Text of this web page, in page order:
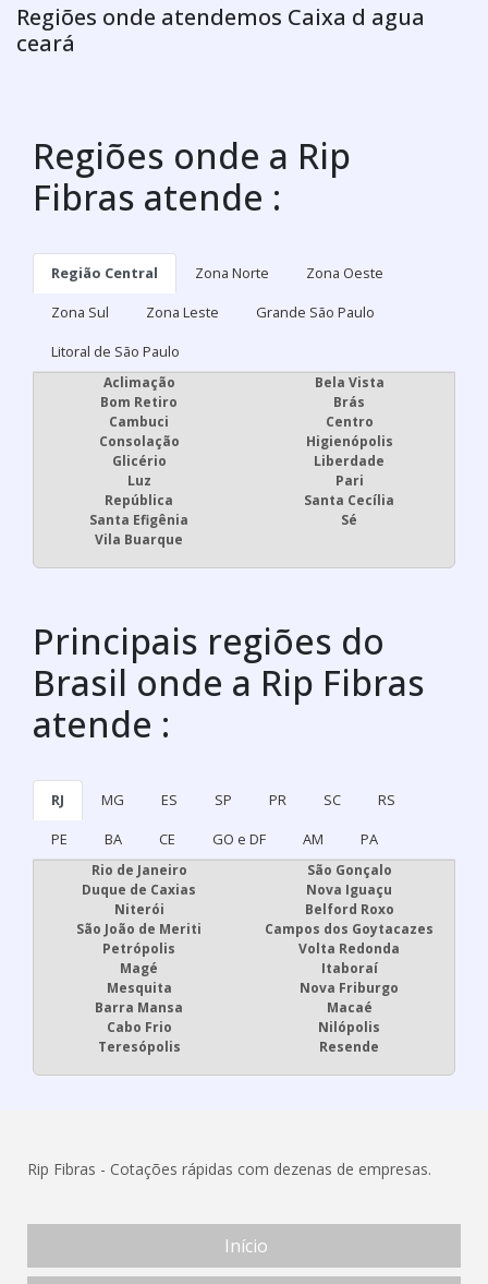
Regiões onde atendemos Caixa d agua
ceará
Regiões onde a Rip
Fibras atende :
Região Central Zona Norte
Zona Oeste
Zona Sul
Zona Leste
Grande São Paulo
Litoral de São Paulo
Aclimação
Bela Vista
Bom Retiro
Brás
Cambuci
Centro
Consolação
Higienópolis
Glicério
Liberdade
Luz
Pari
República
Santa Cecília
Santa Efigênia
Sé
Vila Buarque
Principais regiões do
Brasil onde a Rip Fibras
atende :
RJ MG ES SP PR SC
RS
PE
BA CE GO e DF AM PA
Rio de Janeiro
São Gonçalo
Duque de Caxias
Nova Iguaçu
Niterói
Belford Roxo
São João de Meriti
Campos dos Goytacazes
Petrópolis
Volta Redonda
Magé
Itaboraí
Mesquita
Nova Friburgo
Barra Mansa
Macaé
Cabo Frio
Nilópolis
Teresópolis
Resende
Rip Fibras - Cotações rápidas com dezenas de empresas.
Início